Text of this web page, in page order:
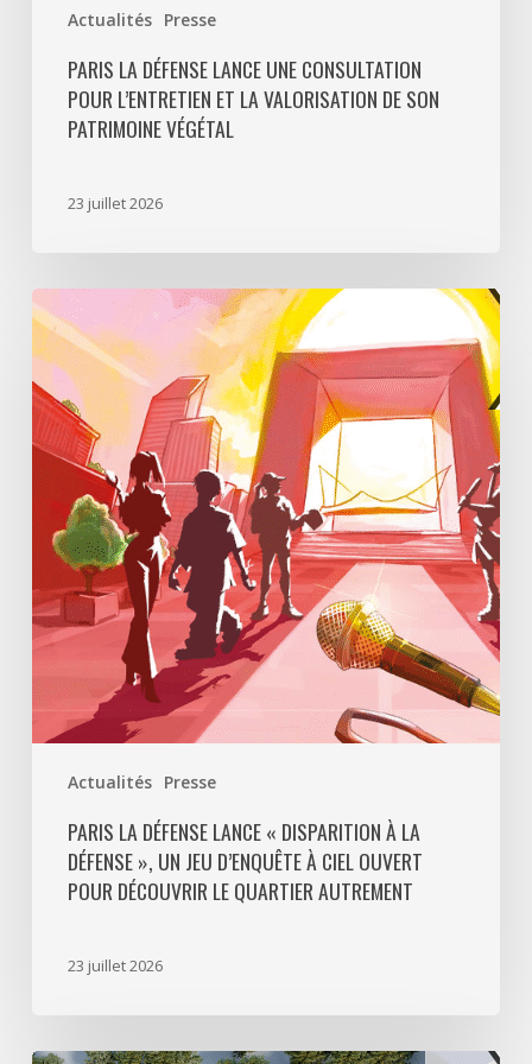
Actualités Presse
PARIS LA DÉFENSE LANCE UNE CONSULTATION
POUR L’ENTRETIEN ET LA VALORISATION DE SON
PATRIMOINE VÉGÉTAL
23 juillet 2026
Actualités Presse
Paris
La
Défense
lance
«
Disparition
Défense
un
jeu
d’enquête
à
ciel
découvrir
quartier
PARIS LA DÉFENSE LANCE « DISPARITION À LA
DÉFENSE », UN JEU D’ENQUÊTE À CIEL OUVERT
POUR DÉCOUVRIR LE QUARTIER AUTREMENT
23 juillet 2026